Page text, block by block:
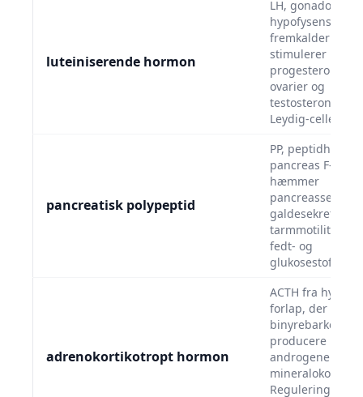
luteiniserende hormon
LH,
hypofysens
fremkalder
stimulerer
ovarier og
Leydig-celler i
pancreatisk polypeptid
PP,
pancreas F-
hæmmer
galdesekretion
tarmmotilitet.
fedt- og
adrenokortikotropt hormon
ACTH fra
forlap, der
binyrebarken til
producere
androgener og
Regulering via